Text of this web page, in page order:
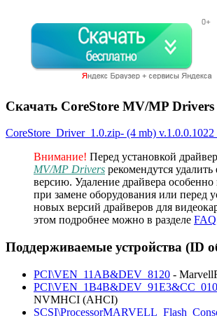
Скачать CoreStore MV/MP Drivers
CoreStore_Driver_1.0.zip- (4 mb) v.1.0.0.1022
Внимание! Перед установкой
MV/MP Drivers рекомендутся удалить
версию. Удаление драйвера
при замене оборудования или перед
новых версий драйверов для
этом подробнее можно в разделе
Поддерживаемые устройства (ID
PCI\VEN_11AB&DEV_8120 -
NVMHCI (AHCI)